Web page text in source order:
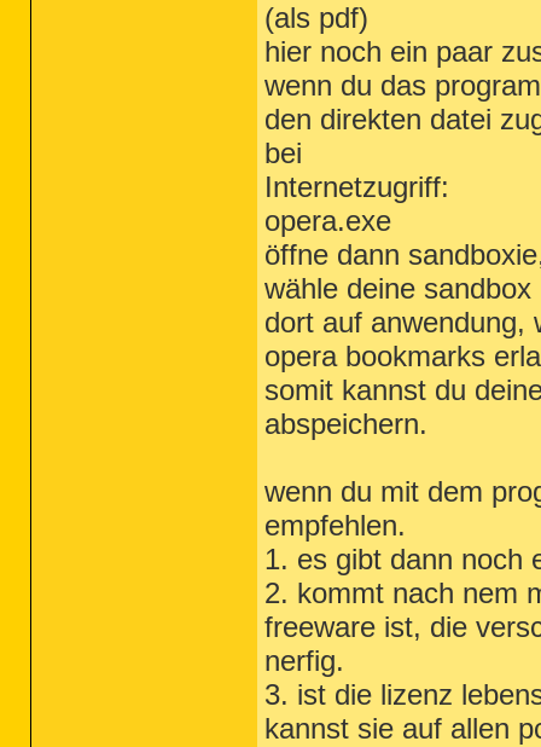
(als pdf)
hier noch ein paar
wenn du das
den direkten datei
bei
Internetzugriff:
opera.exe
öffne dann
wähle deine
dort auf anwendung,
opera bookmarks
somit kannst du
abspeichern.
wenn du mit dem
empfehlen.
1. es gibt dann noch
2. kommt nach nem
freeware ist, die
nerfig.
3. ist die lizenz
kannst sie auf allen